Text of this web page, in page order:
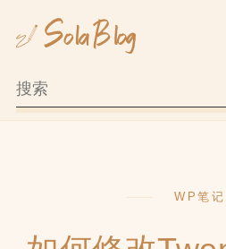
WP笔记